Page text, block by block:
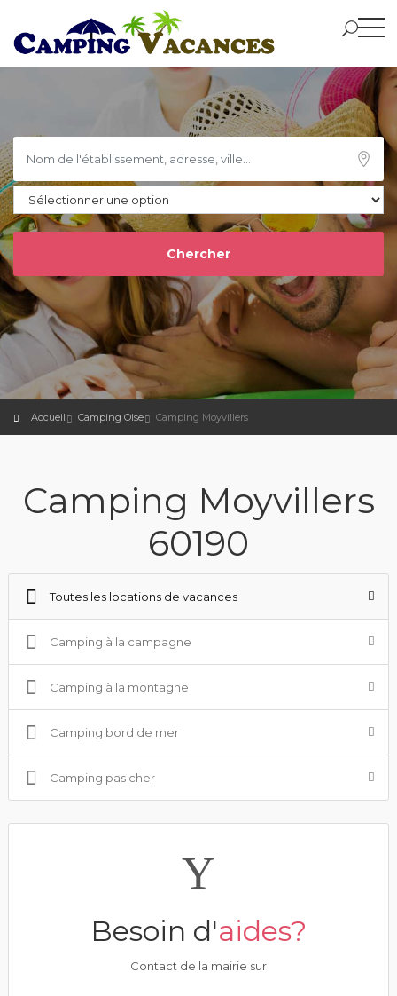
Accueil Camping Oise Camping Moyvillers
Camping Moyvillers
60190
Toutes les locations de vacances
Camping à la campagne
Camping à la montagne
Camping bord de mer
Camping pas cher
Besoin d'aides?
Contact de la mairie sur